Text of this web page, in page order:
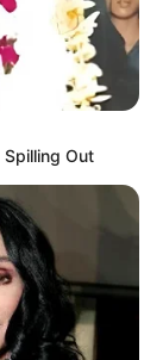
as nossas
Out